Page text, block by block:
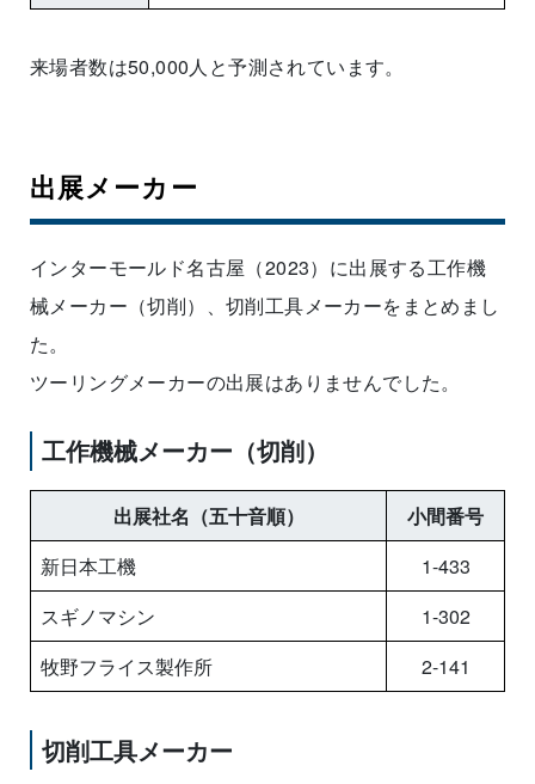
来場者数は50,000人と予測されています。
出展メーカー
インターモールド名古屋（2023）に出展する工作機
械メーカー（切削）、切削工具メーカーをまとめまし
た。
ツーリングメーカーの出展はありませんでした。
工作機械メーカー（切削）
出展社名（五十音順）
小間番号
新日本工機
1-433
スギノマシン
1-302
牧野フライス製作所
2-141
切削工具メーカー